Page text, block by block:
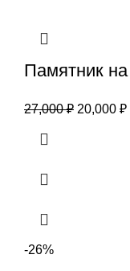
Памятник
27,000₽ 20,000 ₽
-26%